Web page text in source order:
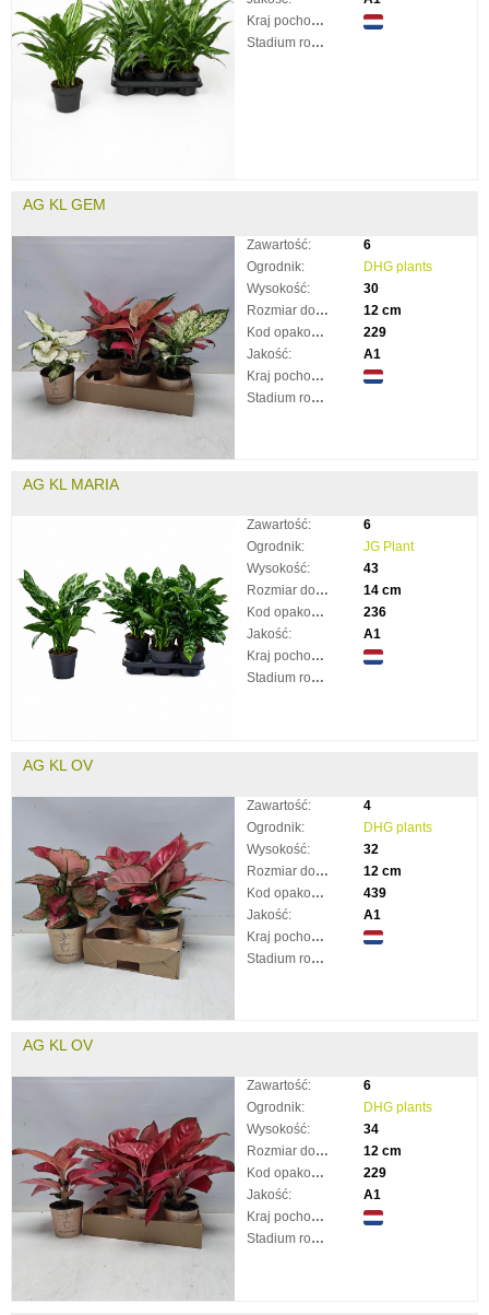
Kraj pochodzenia:
Stadium rozkwitnięcia:
AG KL GEM
Zawartość:
6
Ogrodnik:
DHG plants
Wysokość:
30
Rozmiar doniczki:
12 cm
Kod opakowania:
229
Jakość:
A1
Kraj pochodzenia:
Stadium rozkwitnięcia:
AG KL MARIA
Zawartość:
6
Ogrodnik:
JG Plant
Wysokość:
43
Rozmiar doniczki:
14 cm
Kod opakowania:
236
Jakość:
A1
Kraj pochodzenia:
Stadium rozkwitnięcia:
AG KL OV
Zawartość:
4
Ogrodnik:
DHG plants
Wysokość:
32
Rozmiar doniczki:
12 cm
Kod opakowania:
439
Jakość:
A1
Kraj pochodzenia:
Stadium rozkwitnięcia:
AG KL OV
Zawartość:
6
Ogrodnik:
DHG plants
Wysokość:
34
Rozmiar doniczki:
12 cm
Kod opakowania:
229
Jakość:
A1
Kraj pochodzenia:
Stadium rozkwitnięcia: